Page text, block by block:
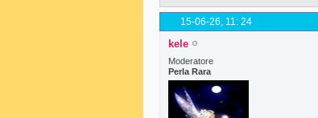
15-06-26, 11: 24
kele
Moderatore
Perla Rara